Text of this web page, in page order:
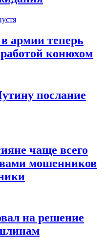
армии теперь
конюхом
послание
чаще всего
мошенников
на решение